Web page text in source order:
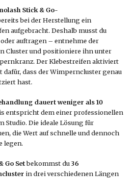
Stick & Go-
bei der Herstellung ein
aufgebracht. Deshalb musst du
auftragen – entnehme der
Cluster und positioniere ihn unter
Der Klebestreifen aktiviert
dass der Wimperncluster genau
hast.
dauert weniger als 10
entspricht dem einer professionellen
Die ideale Lösung für
die Wert auf schnelle und dennoch
legen.
Go Setbekommst du36
in drei verschiedenen Längen